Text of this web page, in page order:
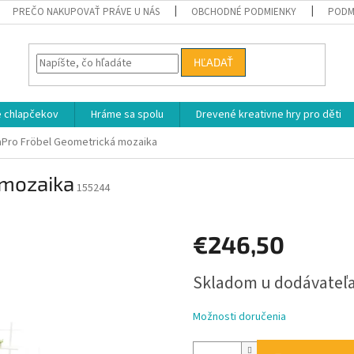
PREČO NAKUPOVAŤ PRÁVE U NÁS OBCHODNÉ PODMIENKY
HĽADAŤ
chlapčekov Hráme sa spolu Drevené kreativne hry pro děti
Fröbel Geometrická mozaika
155244
€246,50
cena:
Skladom u dodávateľa
Možnosti doručenia